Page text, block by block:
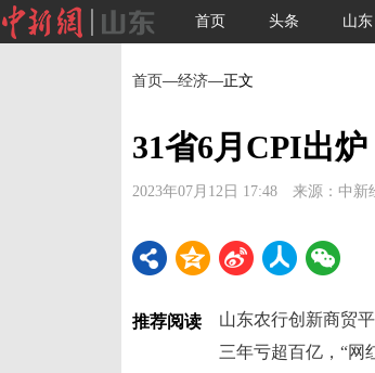
首页 头条 山东
首页—经济—正文
31省6月CPI出
2023年07月12日 17:48 来源：中新
推荐阅读
山东农行创新商贸
三年亏超百亿，“网